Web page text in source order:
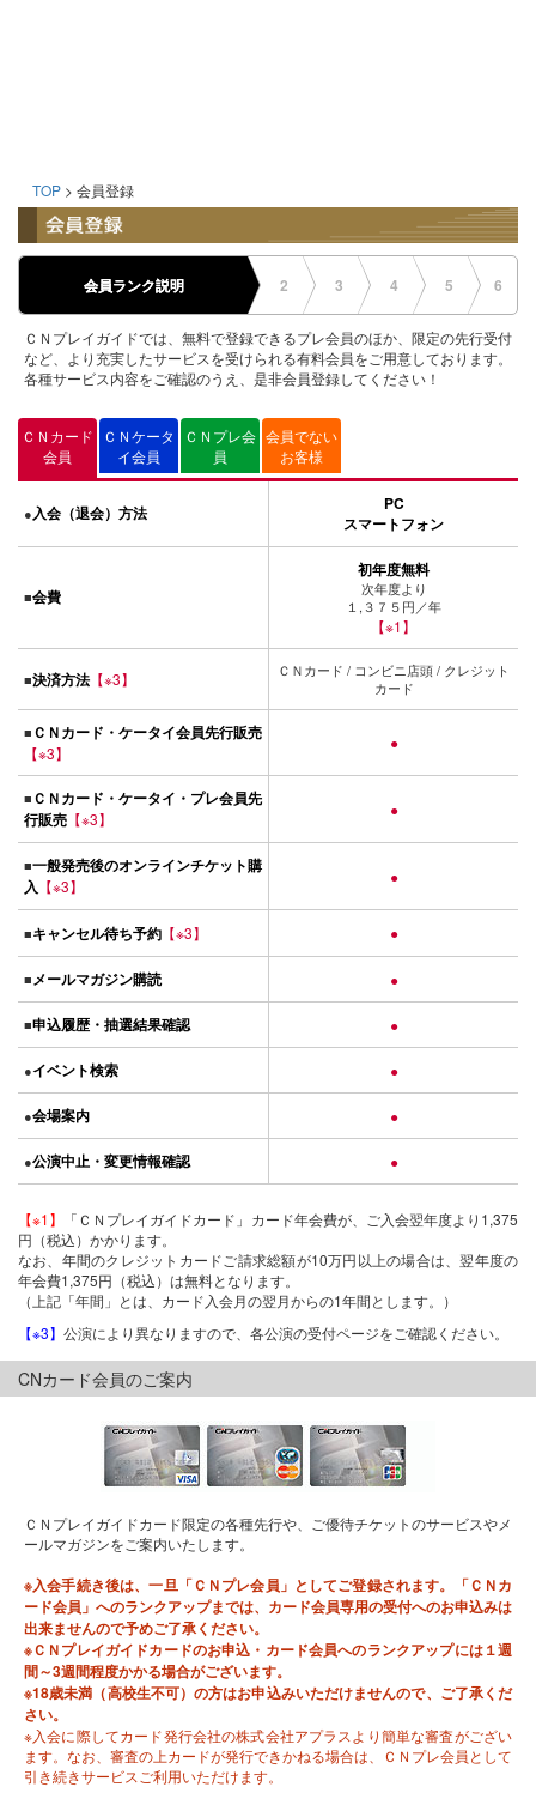
TOP > 会員登録
会員ランク説明 2 3 4 5 6
ＣＮプレイガイドでは、無料で登録できるプレ会員のほか、限定の先行受付
など、より充実したサービスを受けられる有料会員をご用意しております。
各種サービス内容をご確認のうえ、是非会員登録してください！
ＣＮカード
会員
ＣＮケータ
イ会員
ＣＮプレ会
員
会員でない
お客様
●入会（退会）方法
PC
スマートフォン
■会費
初年度無料
次年度より
１,３７５円／年
【※1】
■決済方法 【※3】
ＣＮカード / コンビニ店頭 / クレジット
カード
■ＣＮカード・ケータイ会員先行販売
【※3】
●
■ＣＮカード・ケータイ・プレ会員先
行販売 【※3】 ●
■一般発売後のオンラインチケット購
入 【※3】 ●
■キャンセル待ち予約 【※3】 ●
■メールマガジン購読 ●
■申込履歴・抽選結果確認 ●
●イベント検索 ●
●会場案内 ●
●公演中止・変更情報確認 ●
【※1】
「ＣＮプレイガイドカード」カード年会費が、ご入会翌年度より1,375
円（税込）かかります。
なお、年間のクレジットカードご請求総額が10万円以上の場合は、翌年度の
年会費1,375円（税込）は無料となります。
（上記「年間」とは、カード入会月の翌月からの1年間とします。）
【※3】 公演により異なりますので、各公演の受付ページをご確認ください。
CNカード会員のご案内
ＣＮプレイガイドカード限定の各種先行や、ご優待チケットのサービスやメ
ールマガジンをご案内いたします。
※入会手続き後は、一旦「ＣＮプレ会員」としてご登録されます。「ＣＮカ
ード会員」へのランクアップまでは、カード会員専用の受付へのお申込みは
出来ませんので予めご了承ください。
※ＣＮプレイガイドカードのお申込・カード会員へのランクアップには１週
間～3週間程度かかる場合がございます。
※18歳未満（高校生不可）の方はお申込みいただけませんので、ご了承くだ
さい。
※入会に際してカード発行会社の株式会社アプラスより簡単な審査がござい
ます。なお、審査の上カードが発行できかねる場合は、ＣＮプレ会員として
引き続きサービスご利用いただけます。